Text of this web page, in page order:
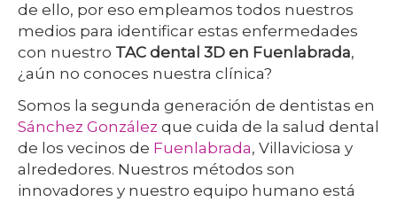
de ello, por eso empleamos todos nuestros
medios para identificar estas enfermedades
con nuestro TAC dental 3D en Fuenlabrada,
¿aún no conoces nuestra clínica?
Somos la segunda generación de dentistas en
Sánchez González que cuida de la salud dental
de los vecinos de Fuenlabrada, Villaviciosa y
alrededores. Nuestros métodos son
innovadores y nuestro equipo humano está